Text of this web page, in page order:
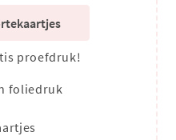
proefdruk!
foliedruk